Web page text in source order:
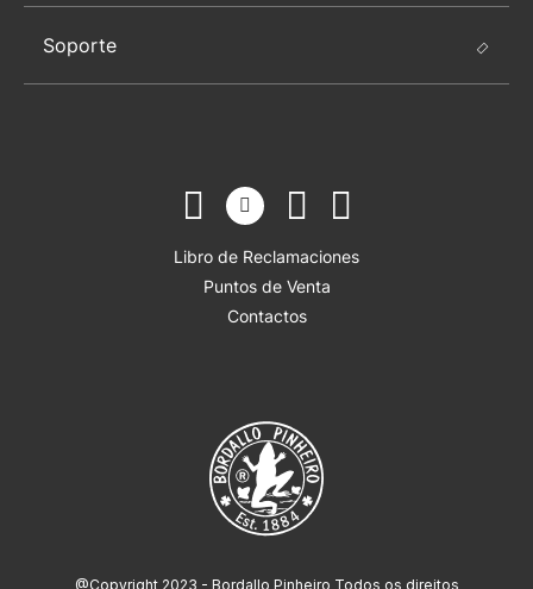
Soporte
Libro de Reclamaciones
Puntos de Venta
Contactos
@Copyright 2023 - Bordallo Pinheiro Todos os direitos